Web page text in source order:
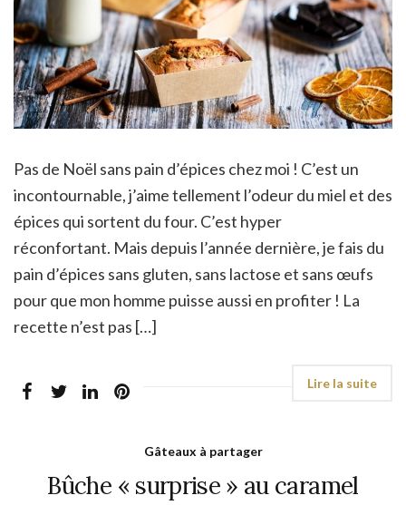
Pas de Noël sans pain d’épices chez moi ! C’est un
incontournable, j’aime tellement l’odeur du miel et des
épices qui sortent du four. C’est hyper
réconfortant. Mais depuis l’année dernière, je fais du
pain d’épices sans gluten, sans lactose et sans œufs
pour que mon homme puisse aussi en profiter ! La
recette n’est pas […]
Gâteaux à partager
Bûche « surprise » au caramel